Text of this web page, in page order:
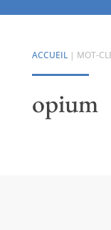
ACCUEIL| MOT-
opium